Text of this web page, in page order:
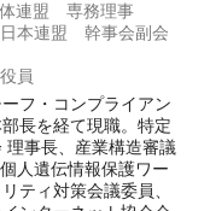
連盟 専務理事
本連盟 幹事会副会
員
フ・コンプライアン
長を経て現職。特定
事長、産業構造審議
人遺伝情報保護ワー
ティ対策会議委員、